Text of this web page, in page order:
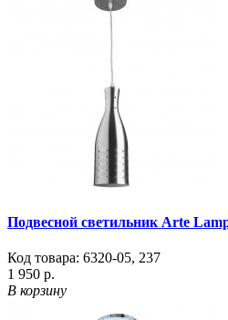
Подвесной светильник Arte
Код товара: 6320-05, 237
1 950 р.
В корзину